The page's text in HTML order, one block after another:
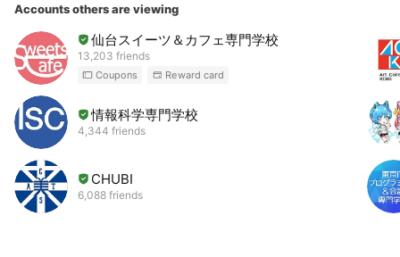
Accounts others are viewing
仙台スイーツ＆カフェ専門学校
13,203 friends
Coupons Reward card
情報科学専門学校
4,344 friends
CHUBI
6,088 friends